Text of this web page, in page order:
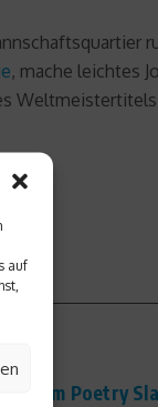
auf
, mache leichtes
beim Poetry